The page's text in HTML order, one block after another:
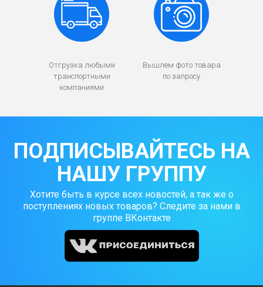
Отгрузка любыми
транспортными
компаниями
Вышлем фото товара
по запросу
ПОДПИСЫВАЙТЕСЬ НА
НАШУ ГРУППУ
Хотите быть в курсе всех новостей, а так же о
поступлениях новых товаров? Следите за нами в
группе ВКонтакте